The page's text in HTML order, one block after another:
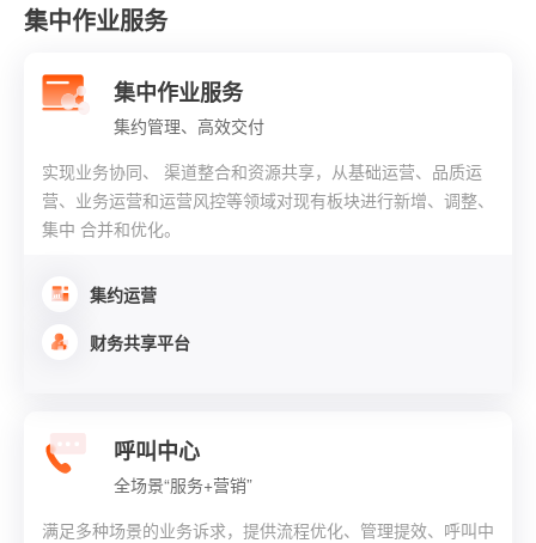
集中作业服务
集中作业服务
集约管理、高效交付
实现业务协同、 渠道整合和资源共享，从基础运营、品质运
营、业务运营和运营风控等领域对现有板块进行新增、调整、
集中 合并和优化。
集约运营
财务共享平台
呼叫中心
全场景“服务+营销”
满足多种场景的业务诉求，提供流程优化、管理提效、呼叫中